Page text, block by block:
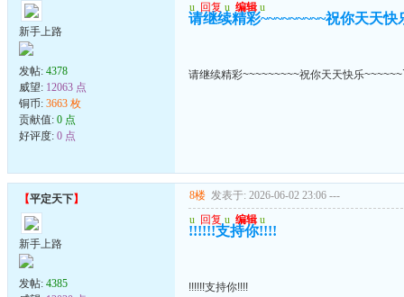
新手上路
发帖: 4378
威望: 12063 点
铜币: 3663 枚
贡献值: 0 点
好评度: 0 点
u 回复 u 编辑 u
请继续精彩~~~~~~~~~祝你天天快
请继续精彩~~~~~~~~~祝你天天快乐
【平定天下】
新手上路
发帖: 4385
8楼 发表于: 2026-06-02 23:06 ---
u 回复 u 编辑 u
!!!!!!支持你!!!!
!!!!!!支持你!!!!